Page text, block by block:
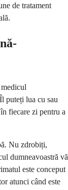
de tratament
puteți lua cu sau
fiecare zi pentru a
Nu zdrobiți,
dumneavoastră vă
este conceput
atunci când este